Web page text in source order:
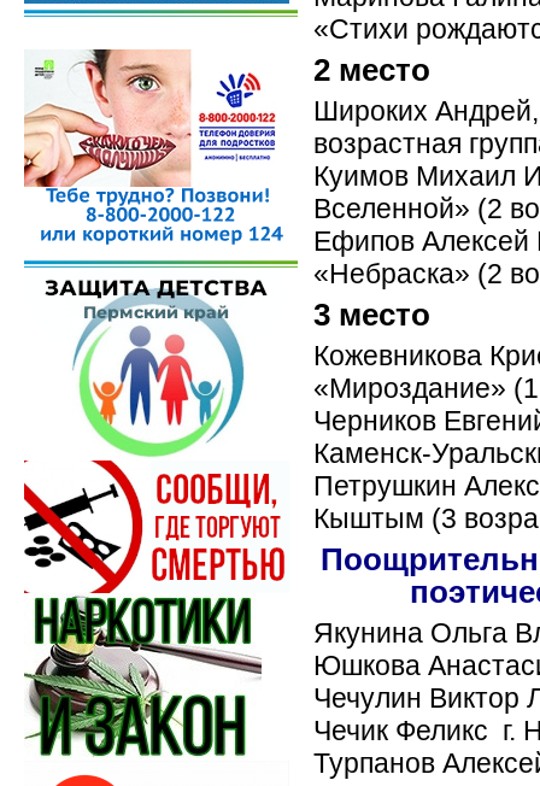
«Стихи
2 место
Широких Андрей,
возрастная
Куимов Михаил
Вселенной» (2
Ефипов Алексей
«Небраска» (2
3 место
Кожевникова
«Мироздание» (1
Черников
Каменск-
Петрушкин
Кыштым (3
Якунина Ольга
Юшкова
Чечулин Виктор
Чечик Феликс г.
Турпанов